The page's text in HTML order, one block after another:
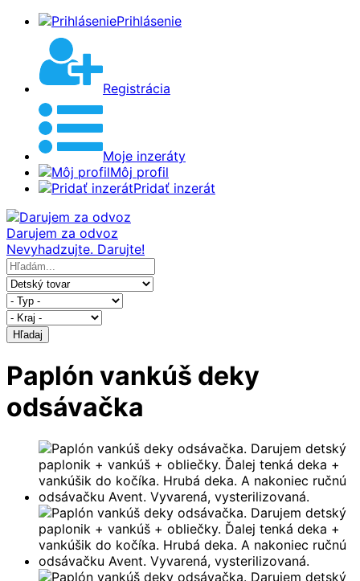
Prihlásenie
Registrácia
Moje inzeráty
Môj profil
Pridať inzerát
Darujem za odvoz
Nevyhadzujte. Darujte!
Hľadaj
Paplón vankúš deky
odsávačka